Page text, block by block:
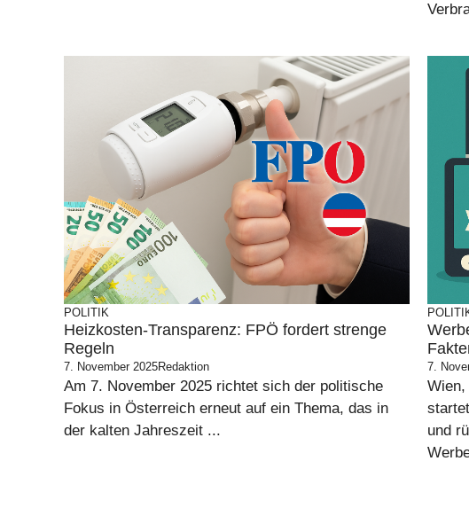
POLITIK
Heizkosten-Transparenz: FPÖ fordert strenge
Regeln
7. November 2025Redaktion
Am 7. November 2025 richtet sich der politische
Fokus in Österreich erneut auf ein Thema, das in
der kalten Jahreszeit ...
7.
Wien,
und